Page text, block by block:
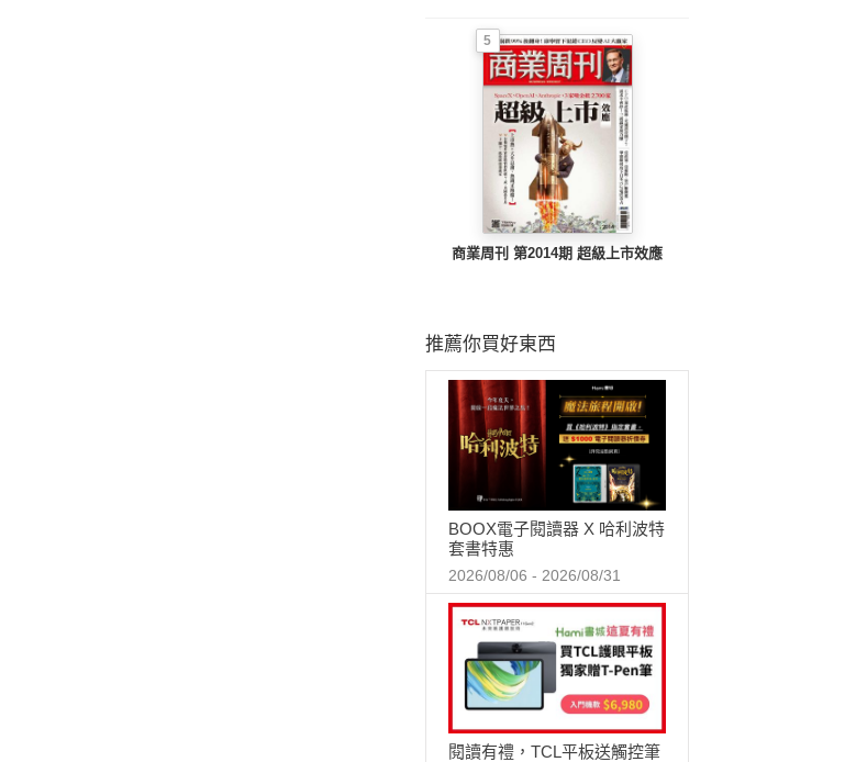
5
商業周刊 第2014期 超級上市效應
推薦你買好東西
BOOX電子閱讀器 X 哈利波特
套書特惠
2026/08/06 - 2026/08/31
閱讀有禮，TCL平板送觸控筆